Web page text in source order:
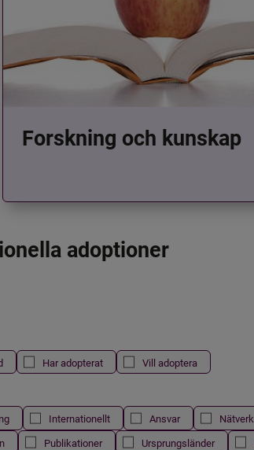
Forskning och kunskap
adoptioner
Har adopterat Vill adoptera
Internationellt Ansvar Nätverk
Publikationer Ursprungsländer